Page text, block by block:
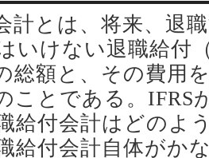
計とは、将来、退
いけない退職給付
総額と、その費用
ことである。IFRS
給付会計はどのよ
給付会計自体がか